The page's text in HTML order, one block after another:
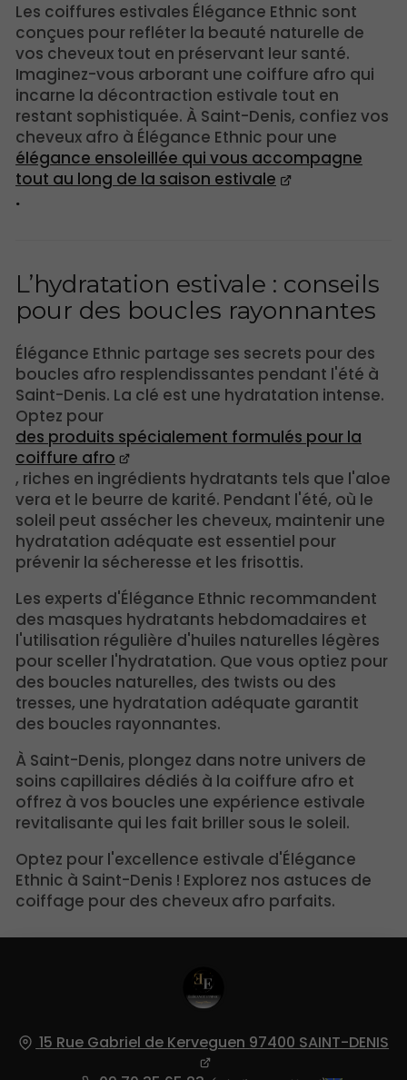
Les coiffures estivales Élégance Ethnic sont
conçues pour refléter la beauté naturelle de
vos cheveux tout en préservant leur santé.
Imaginez-vous arborant une coiffure afro qui
incarne la décontraction estivale tout en
restant sophistiquée. À Saint-Denis, confiez vos
cheveux afro à Élégance Ethnic pour une
élégance ensoleillée qui vous accompagne
tout au long de la saison estivale
.
L’hydratation estivale : conseils
pour des boucles rayonnantes
Élégance Ethnic partage ses secrets pour des
boucles afro resplendissantes pendant l'été à
Saint-Denis. La clé est une hydratation intense.
Optez pour
des produits spécialement formulés pour la
coiffure afro
, riches en ingrédients hydratants tels que l'aloe
vera et le beurre de karité. Pendant l'été, où le
soleil peut assécher les cheveux, maintenir une
hydratation adéquate est essentiel pour
prévenir la sécheresse et les frisottis.
Les experts d'Élégance Ethnic recommandent
des masques hydratants hebdomadaires et
l'utilisation régulière d'huiles naturelles légères
pour sceller l'hydratation. Que vous optiez pour
des boucles naturelles, des twists ou des
tresses, une hydratation adéquate garantit
des boucles rayonnantes.
À Saint-Denis, plongez dans notre univers de
soins capillaires dédiés à la coiffure afro et
offrez à vos boucles une expérience estivale
revitalisante qui les fait briller sous le soleil.
Optez pour l'excellence estivale d'Élégance
Ethnic à Saint-Denis ! Explorez nos astuces de
coiffage pour des cheveux afro parfaits.
15 Rue Gabriel de Kerveguen 97400 SAINT-DENIS